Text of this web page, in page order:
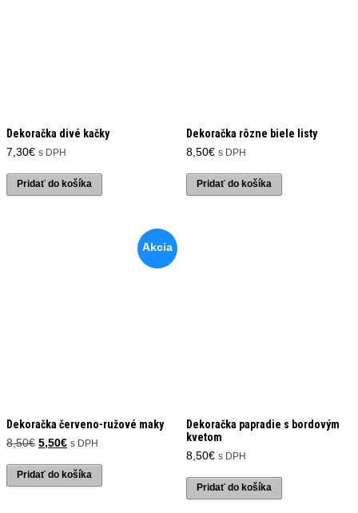
Dekoračka divé kačky
7,30€ s DPH
Pridať do košíka
Dekoračka rôzne biele listy
8,50€ s DPH
Pridať do košíka
Akcia
Dekoračka červeno-ružové maky
8,50€ Pôvodná
bola:
8,50€.
5,50€Aktuálna
je:
5,50€.
s DPH
Pridať do košíka
Dekoračka papradie s bordovým
kvetom
8,50€ s DPH
Pridať do košíka